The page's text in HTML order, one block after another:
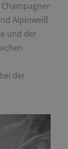
Alpinweiß
und der
der